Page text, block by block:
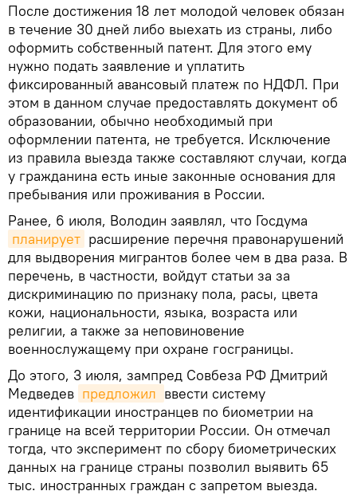
После достижения 18 лет молодой человек обязан
в течение 30 дней либо выехать из страны, либо
оформить собственный патент. Для этого ему
нужно подать заявление и уплатить
фиксированный авансовый платеж по НДФЛ. При
этом в данном случае предоставлять документ об
образовании, обычно необходимый при
оформлении патента, не требуется. Исключение
из правила выезда также составляют случаи, когда
у гражданина есть иные законные основания для
пребывания или проживания в России.
Ранее, 6 июля, Володин заявлял, что Госдума
планирует расширение перечня правонарушений
для выдворения мигрантов более чем в два раза. В
перечень, в частности, войдут статьи за за
дискриминацию по признаку пола, расы, цвета
кожи, национальности, языка, возраста или
религии, а также за неповиновение
военнослужащему при охране госграницы.
До этого, 3 июля, зампред Совбеза РФ Дмитрий
Медведев предложил ввести систему
идентификации иностранцев по биометрии на
границе на всей территории России. Он отмечал
тогда, что эксперимент по сбору биометрических
данных на границе страны позволил выявить 65
тыс. иностранных граждан с запретом выезда.